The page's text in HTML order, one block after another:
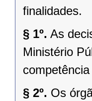
finalidades.
§ 1º. As
Ministério
§ 2º. Os